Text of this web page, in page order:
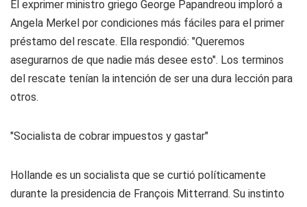
El exprimer ministro griego George Papandreou imploró a
Angela Merkel por condiciones más fáciles para el primer
préstamo del rescate. Ella respondió: "Queremos
asegurarnos de que nadie más desee esto". Los terminos
del rescate tenían la intención de ser una dura lección para
otros.
"Socialista de cobrar impuestos y gastar"
Hollande es un socialista que se curtió políticamente
durante la presidencia de François Mitterrand. Su instinto